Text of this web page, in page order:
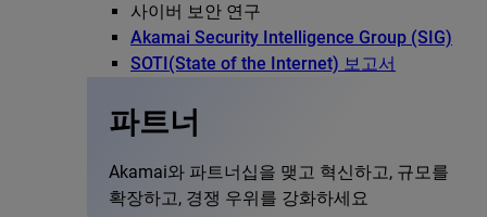
사이버 보안 연구
Akamai Security Intelligence Group (SIG)
SOTI(State of the Internet) 보고서
파트너
Akamai와 파트너십을 맺고 혁신하고, 규모를
확장하고, 경쟁 우위를 강화하세요